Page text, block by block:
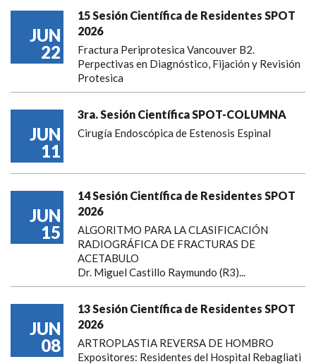
JUN
22
15 Sesión Científica de Residentes SPOT
2026
Fractura Periprotesica Vancouver B2.
Perpectivas en Diagnóstico, Fijación y Revisión
Protesica
JUN
11
3ra. Sesión Científica SPOT-COLUMNA
Cirugía Endoscópica de Estenosis Espinal
JUN
15
14 Sesión Científica de Residentes SPOT
2026
ALGORITMO PARA LA CLASIFICACIÓN
RADIOGRÁFICA DE FRACTURAS DE
ACETABULO
Dr. Miguel Castillo Raymundo (R3)...
JUN
08
13 Sesión Científica de Residentes SPOT
2026
ARTROPLASTIA REVERSA DE HOMBRO
Expositores: Residentes del Hospital Rebagliati